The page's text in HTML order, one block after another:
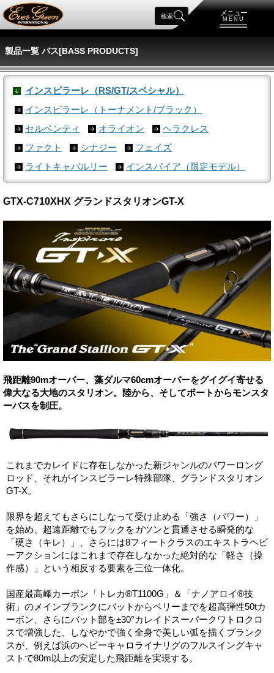
メニュー
MENU
検索
製品一覧 バス[BASS PRODUCTS]
インスピラーレ（RS/GT/スペシャル）
インスピラーレ（トーナメント/ブラック）
セルペンティ
オライオン
ヘラクレス
ファクト
シナジー
フェイズ
ライトキャバルリー
インスパイア（限定モデル）
GTX-C710XHX グランドスタリオンGT-X
飛距離90mオーバー、藻ダルマ60cmオーバーをグイグイ寄せる
偉大なる大地のスタリオン。陸から、そしてボートからモンスタ
ーバスを制圧。
これまでカレイドに存在しなかった新ジャンルのパワーロング
ロッド、それがインスピラーレ特殊部隊、グランドスタリオン
GT-X。
限界を超えてもさらにしなって受け止める「強さ（パワー）」
を始め、超遠距離でもフックをガツンと貫通させる瞬発的な
「硬さ（キレ）」、さらには8フィートクラスのエキストラヘビ
ーアクションにはこれまで存在しなかった絶対的な「軽さ（操
作感）」という相反する要素を三位一体化。
国産最高峰カーボン「トレカ®T1100G」＆「ナノアロイ®技
術」のメインブランクにバットからベリーまでを超高弾性50tカ
ーボン、さらにバット部を±30°カレイドスーパークワトロクロ
スで増強した、しなやかで強く全身で美しい弧を描くブランク
スが、例えば浜のヘビーキャロライナリグのフルスイングキャ
ストで80m以上の安定した飛距離を実現する。